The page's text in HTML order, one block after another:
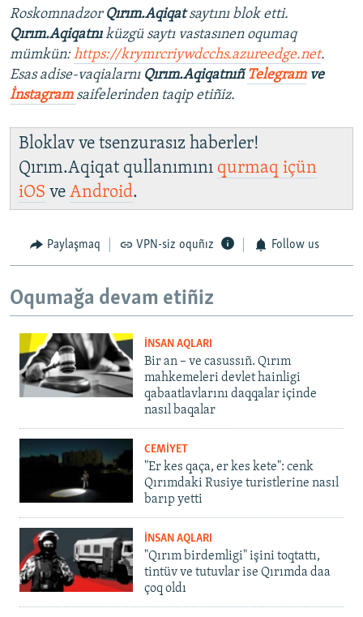
Roskomnadzor Qırım.Aqiqatsaytını blok etti.
Qırım.Aqiqatnıküzgü saytı vastasınen oqumaq
mümkün:https://krymrcriywdcchs.azureedge.net.
Esas adise-vaqialarnı Qırım.Aqiqatnıñ Telegramve
İnstagram saifelerinden taqip etiñiz.
Bloklav ve tsenzurasız haberler!
Qırım.Aqiqat qullanımını qurmaq içün
iOS ve Android.
Paylaşmaq VPN-siz oquñız Follow us
Oqumağa devam etiñiz
İNSAN AQLARI
Bir an – ve casussıñ. Qırım
mahkemeleri devlet hainligi
qabaatlavlarını daqqalar içinde
nasıl baqalar
CEMİYET
"Er kes qaça, er kes kete": cenk
Qırımdaki Rusiye turistlerine nasıl
barıp yetti
İNSAN AQLARI
"Qırım birdemligi" işini toqtattı,
tintüv ve tutuvlar ise Qırımda daa
çoq oldı